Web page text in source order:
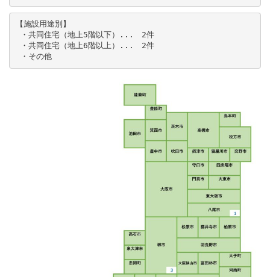
【施設用途別】
・共同住宅（地上5階以下）...　2件
・共同住宅（地上6階以上）...　2件
・その他